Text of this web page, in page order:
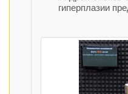
гиперплазии